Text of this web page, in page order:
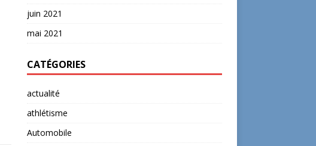
juin 2021
mai 2021
CATÉGORIES
actualité
athlétisme
Automobile